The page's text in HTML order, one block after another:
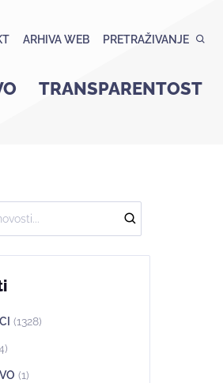
ARHIVA WEB PRETRAŽIVANJE
TRANSPARENTOST
(1328)
(1)